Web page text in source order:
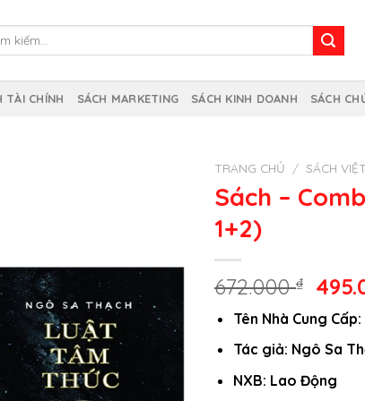
TÀI CHÍNH SÁCH MARKETING SÁCH KINH DOANH SÁCH
TRANG CHỦ / SÁCH
Sách –
1+2)
672.000₫
Giá
gốc
là:
Tên Nhà Cung
Tác giả: Ngô Sa
NXB: Lao Động